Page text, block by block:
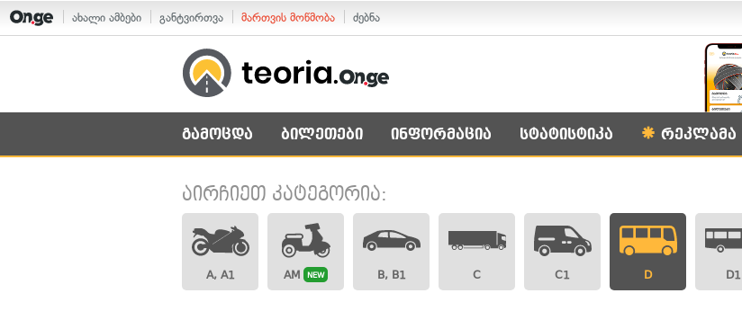
ახალი ამბები განტვირთვა მართვის მოწმობა ძებნა
გამოცდა ბილეთები ინფორმაცია სტატისტიკა რეკლამა
აირჩიეთ კატეგორია:
A, A1 AM NEW B, B1 C C1 D D1